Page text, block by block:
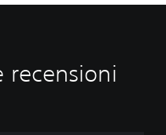
recensioni